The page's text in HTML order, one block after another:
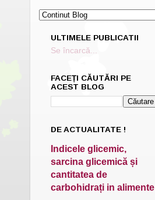
ULTIMELE PUBLICATII
Se încarcă...
FACEȚI CĂUTĂRI PE
ACEST BLOG
DE ACTUALITATE !
Indicele glicemic,
sarcina glicemică și
cantitatea de
carbohidrați in alimente